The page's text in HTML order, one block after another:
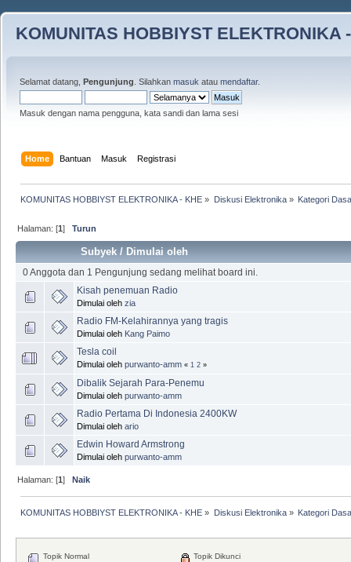
KOMUNITAS HOBBIYST ELEKTRONIKA
Selamat datang, Pengunjung . Silahkan masuk atau mendaftar.
Masuk dengan nama pengguna, kata sandi dan lama sesi
Home Bantuan Masuk Registrasi
KOMUNITAS HOBBIYST ELEKTRONIKA - KHE » Diskusi Elektronika» Kategori
Halaman: [1]Turun
Subyek /Dimulai oleh
0 Anggota dan 1 Pengunjung sedang melihat board ini.
Kisah penemuan Radio
Dimulai oleh zia
Radio FM-Kelahirannya yang tragis
Dimulai oleh Kang Paimo
Tesla coil
Dimulai oleh purwanto-amm « 1 2 »
Dibalik Sejarah Para-Penemu
Dimulai oleh purwanto-amm
Radio Pertama Di Indonesia 2400KW
Dimulai oleh ario
Edwin Howard Armstrong
Dimulai oleh purwanto-amm
Halaman: [1]Naik
KOMUNITAS HOBBIYST ELEKTRONIKA - KHE » Diskusi Elektronika» Kategori
Topik Normal
Topik Dikunci